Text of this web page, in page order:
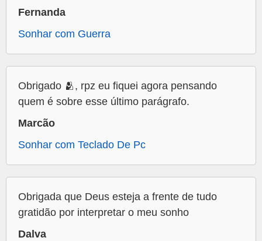
Fernanda
Sonhar com Guerra
Obrigado 🫂, rpz eu fiquei agora pensando
quem é sobre esse último parágrafo.
Marcão
Sonhar com Teclado De Pc
Obrigada que Deus esteja a frente de tudo
gratidão por interpretar o meu sonho
Dalva